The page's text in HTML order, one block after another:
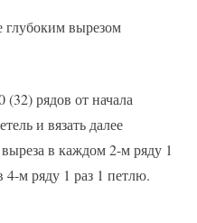
глубоким вырезом
(32) рядов от начала
и вязать далее
в каждом 2-м ряду 1
4-м ряду 1 раз 1 петлю.